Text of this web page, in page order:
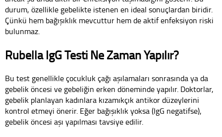
durum, özellikle gebelikte istenen en ideal sonuçlardan biridir.
Çünkü hem bağışıklık mevcuttur hem de aktif enfeksiyon riski
bulunmaz.
Rubella IgG Testi Ne Zaman Yapılır?
Bu test genellikle çocukluk çağı aşılamaları sonrasında ya da
gebelik öncesi ve gebeliğin erken döneminde yapılır. Doktorlar,
gebelik planlayan kadınlara kızamıkçık antikor düzeylerini
kontrol etmeyi önerir. Eğer bağışıklık yoksa (IgG negatifse),
gebelik öncesi aşı yapılması tavsiye edilir.